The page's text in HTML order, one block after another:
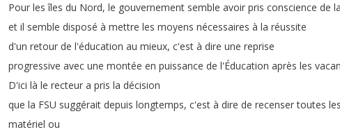
Pour les îles du Nord, le gouvernement semble avoir pris conscience de la
et il semble disposé à mettre les moyens nécessaires à la réussite
d'un retour de l'éducation au mieux, c'est à dire une reprise
progressive avec une montée en puissance de l'Éducation après les
D'ici là le recteur a pris la décision
que la FSU suggérait depuis longtemps, c'est à dire de recenser toutes les
matériel ou